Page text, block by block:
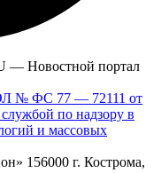
— Новостной портал
№ ФС 77 — 72111 от
по надзору в
и массовых
156000 г. Кострома,